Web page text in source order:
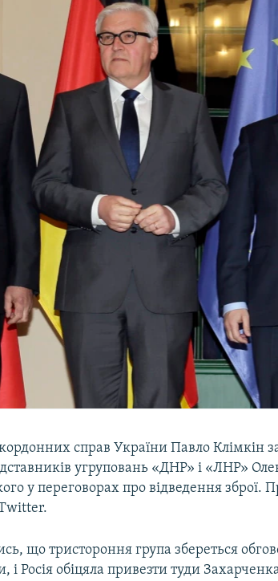
справ України Павло Клімкін
угруповань «ДНР» і «ЛНР»
у переговорах про відведення зброї.
Twitter.
що тристороння група збереться
і Росія обіцяла привезти туди